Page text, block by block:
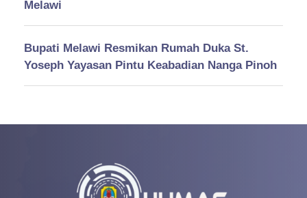
Melawi
Bupati Melawi Resmikan Rumah Duka St.
Yoseph Yayasan Pintu Keabadian Nanga Pinoh